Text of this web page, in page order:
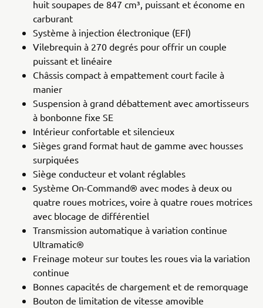
huit soupapes de 847 cm³, puissant et économe en
carburant
Système à injection électronique (EFI)
Vilebrequin à 270 degrés pour offrir un couple
puissant et linéaire
Châssis compact à empattement court facile à
manier
Suspension à grand débattement avec amortisseurs
à bonbonne fixe SE
Intérieur confortable et silencieux
Sièges grand format haut de gamme avec housses
surpiquées
Siège conducteur et volant réglables
Système On-Command® avec modes à deux ou
quatre roues motrices, voire à quatre roues motrices
avec blocage de différentiel
Transmission automatique à variation continue
Ultramatic®
Freinage moteur sur toutes les roues via la variation
continue
Bonnes capacités de chargement et de remorquage
Bouton de limitation de vitesse amovible